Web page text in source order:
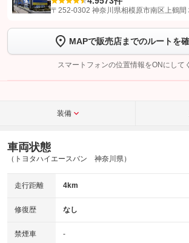
【STEP1】認証画面でグーネットを友だち追加してか
トーク画面で
ボタンをタップして問い合
完了してください。
こちら
〒252-0302 神奈川県相模原市南区上鶴間
MAPで販売店までのルートを
スマートフォンの位置情報をONにして
装備
車両状態
（トヨタハイエースバン 神奈川県）
走行距離 4km
修復歴 なし
禁煙車 -